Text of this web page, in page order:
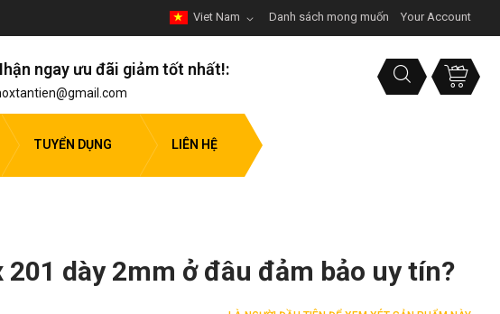
Danh sách mong muốn Your Account
Viet Nam
ngay ưu đãi giảm tốt nhất!:
TUYỂN DỤNG LIÊN HỆ
201 dày 2mm ở đâu đảm bảo uy tín?